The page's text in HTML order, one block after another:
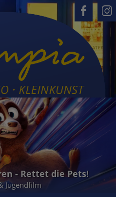
- Rettet die Pets!
Jugendfilm